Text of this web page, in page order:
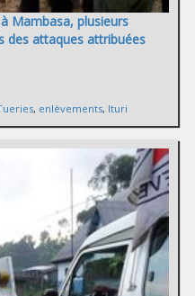
Mambasa, plusieurs
des attaques attribuées
, enlèvements, Ituri